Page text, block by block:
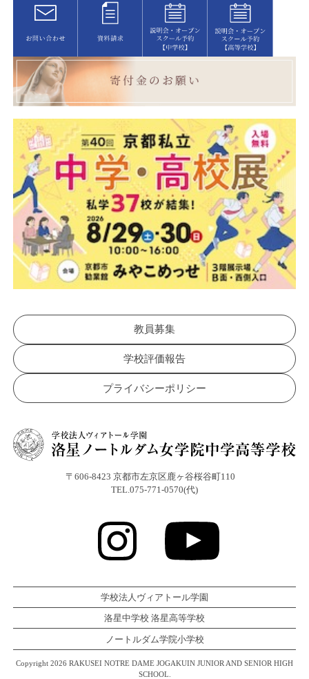
教員募集
学校評価報告
プライバシーポリシー
〒606-8423 京都市左京区鹿ヶ谷桜谷町110
TEL.075-771-0570(代)
学校法人ヴィアトール学園
洛星中学校 洛星高等学校
ノートルダム学院小学校
Copyright 2026 RAKUSEI NOTRE DAME JOGAKUIN JUNIOR AND SENIOR HIGH
SCHOOL.